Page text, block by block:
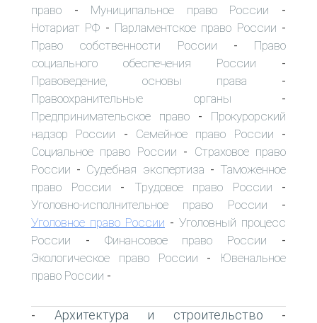
право - Муниципальное право России -
Нотариат РФ - Парламентское право России -
Право собственности России - Право
социального обеспечения России -
Правоведение, основы права -
Правоохранительные органы -
Предпринимательское право - Прокурорский
надзор России - Семейное право России -
Социальное право России - Страховое право
России - Судебная экспертиза - Таможенное
право России - Трудовое право России -
Уголовно-исполнительное право России -
Уголовное право России - Уголовный процесс
России - Финансовое право России -
Экологическое право России -
Ювенальное
право России -
- Архитектура и строительство -